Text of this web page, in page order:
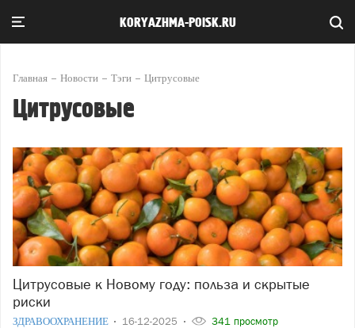
KORYAZHMA-POISK.RU
Главная Новости Тэги Цитрусовые
Цитрусовые
Цитрусовые к Новому году: польза и скрытые
риски
ЗДРАВООХРАНЕНИЕ 16-12-2025 341 просмотр